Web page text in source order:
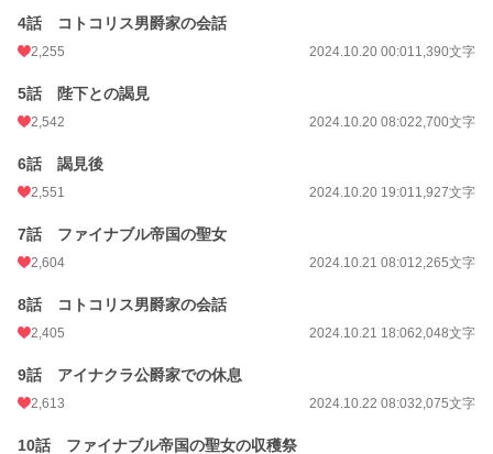
丁度良いことに、両親から家を出て行けと追い出されたので、このまま家を出る
泣いて助けを求めて来ても、絶対に助けてあげない。
この作品は私の考えた世界の話です。設定ゆるゆるです。よろしくお願いしま
す。
9,814 位 / 228,623 件
恋愛
お気に入り 4,763
4話 コトコリス男爵家の会話
2,255 2024.10.20 00:011,390文字
5話 陛下との謁見
2,542 2024.10.20 08:022,700文字
6話 謁見後
2,551 2024.10.20 19:011,927文字
7話 ファイナブル帝国の聖女
2,604 2024.10.21 08:012,265文字
8話 コトコリス男爵家の会話
2,405 2024.10.21 18:062,048文字
9話 アイナクラ公爵家での休息
2,613 2024.10.22 08:032,075文字
10話 ファイナブル帝国の聖女の収穫祭